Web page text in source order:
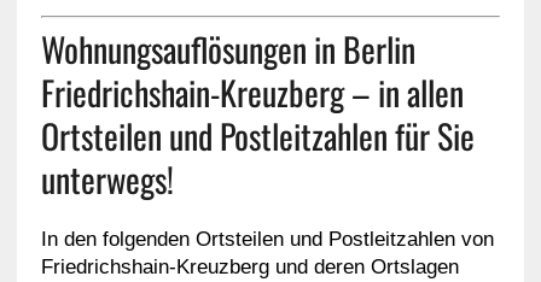
Wohnungsauflösungen in Berlin
Friedrichshain-Kreuzberg – in allen
Ortsteilen und Postleitzahlen für Sie
unterwegs!
In den folgenden Ortsteilen und Postleitzahlen von
Friedrichshain-Kreuzberg und deren Ortslagen